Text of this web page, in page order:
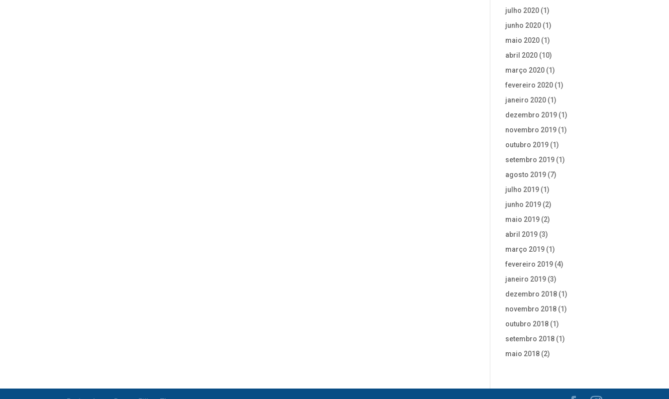
julho 2020 (1)
junho 2020 (1)
maio 2020 (1)
abril 2020 (10)
março 2020 (1)
fevereiro 2020 (1)
janeiro 2020 (1)
dezembro 2019 (1)
novembro 2019 (1)
outubro 2019 (1)
setembro 2019 (1)
agosto 2019 (7)
julho 2019 (1)
junho 2019 (2)
maio 2019 (2)
abril 2019 (3)
março 2019 (1)
fevereiro 2019 (4)
janeiro 2019 (3)
dezembro 2018 (1)
novembro 2018 (1)
outubro 2018 (1)
setembro 2018 (1)
maio 2018 (2)